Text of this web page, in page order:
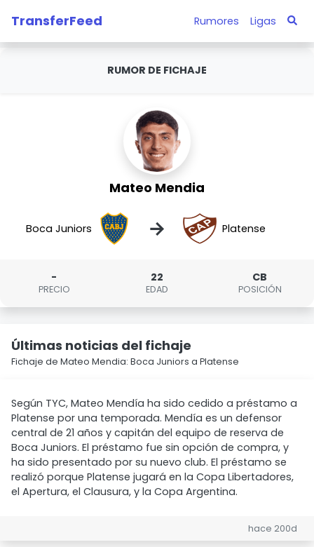
TransferFeed Rumores Ligas
RUMOR DE FICHAJE
Mateo Mendia
Boca Juniors → Platense
-
PRECIO
22
EDAD
CB
POSICIÓN
Últimas noticias del fichaje
Fichaje de Mateo Mendia: Boca Juniors a Platense
Según TYC, Mateo Mendía ha sido cedido a préstamo a
Platense por una temporada. Mendía es un defensor
central de 21 años y capitán del equipo de reserva de
Boca Juniors. El préstamo fue sin opción de compra, y
ha sido presentado por su nuevo club. El préstamo se
realizó porque Platense jugará en la Copa Libertadores,
el Apertura, el Clausura, y la Copa Argentina.
hace 200d